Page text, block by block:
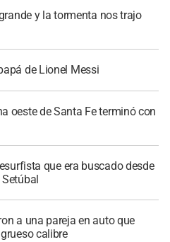
y la tormenta nos trajo
de Lionel Messi
oeste de Santa Fe terminó con
que era buscado desde
a una pareja en auto que
calibre